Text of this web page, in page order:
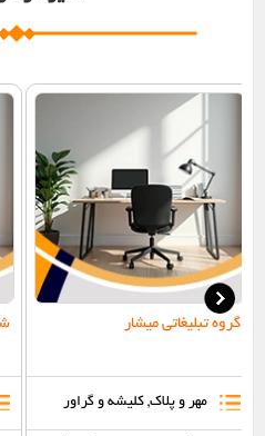
گروه تبلیغاتی میشار
مهر و پلاک, کلیشه و گراور